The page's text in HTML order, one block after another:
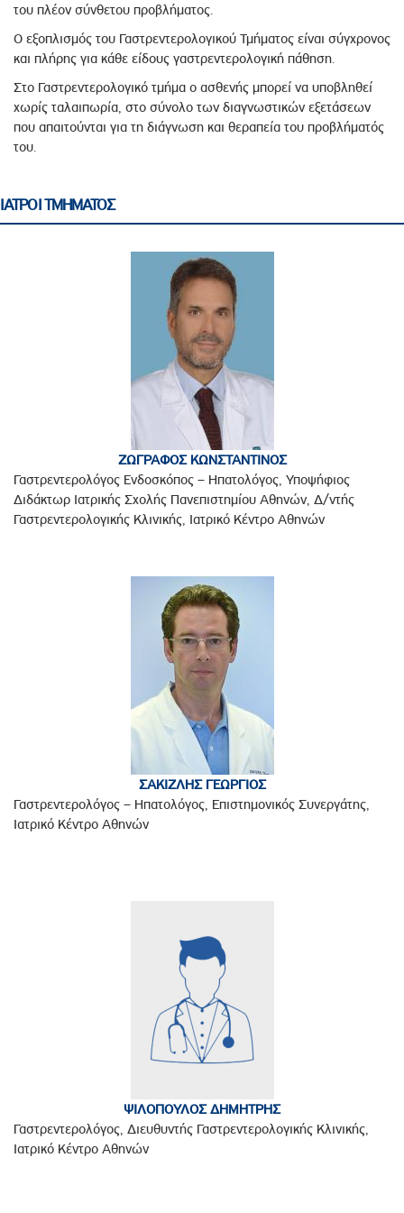
του πλέον σύνθετου προβλήματος.
Ο εξοπλισμός του Γαστρεντερολογικού Τμήματος είναι σύγχρονος
και πλήρης για κάθε είδους γαστρεντερολογική πάθηση.
Στο Γαστρεντερολογικό τμήμα ο ασθενής μπορεί να υποβληθεί
χωρίς ταλαιπωρία, στο σύνολο των διαγνωστικών εξετάσεων
που απαιτούνται για τη διάγνωση και θεραπεία του προβλήματός
του.
ΙΑΤΡΟΙ ΤΜΗΜΑΤΟΣ
ΖΩΓΡΑΦΟΣ ΚΩΝΣΤΑΝΤΙΝΟΣ
Γαστρεντερολόγος Ενδοσκόπος – Ηπατολόγος, Υποψήφιος
Διδάκτωρ Ιατρικής Σχολής Πανεπιστημίου Αθηνών, Δ/ντής
Γαστρεντερολογικής Κλινικής, Ιατρικό Κέντρο Αθηνών
ΣΑΚΙΖΛΗΣ ΓΕΩΡΓΙΟΣ
Γαστρεντερολόγος – Ηπατολόγος, Επιστημονικός Συνεργάτης,
Ιατρικό Κέντρο Αθηνών
ΨΙΛΟΠΟΥΛΟΣ ΔΗΜΗΤΡΗΣ
Γαστρεντερολόγος, Διευθυντής Γαστρεντερολογικής Κλινικής,
Ιατρικό Κέντρο Αθηνών